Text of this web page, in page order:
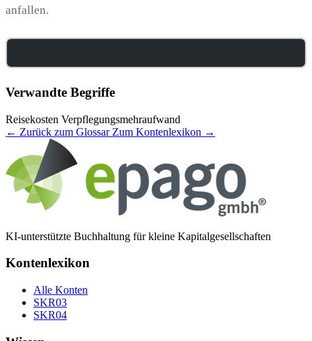
anfallen.
Verwandte Begriffe
Reisekosten Verpflegungsmehraufwand
← Zurück zum Glossar Zum Kontenlexikon →
KI-unterstützte Buchhaltung für kleine Kapitalgesellschaften
Kontenlexikon
Alle Konten
SKR03
SKR04